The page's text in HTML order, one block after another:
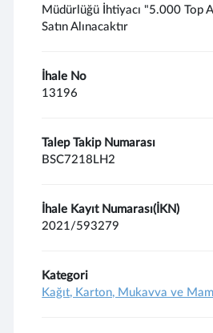
Müdürlüğü İhtiyacı "5.000 Top
Satın Alınacaktır
İhale No
13196
Talep Takip Numarası
BSC7218LH2
İhale Kayıt Numarası(İKN)
2021/593279
Kategori
Kağıt, Karton, Mukavva ve